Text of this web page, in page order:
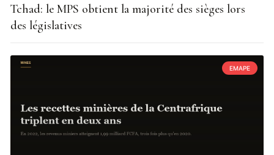
Tchad: le MPS obtient la majorité des sièges lors
des législatives
EMAPE